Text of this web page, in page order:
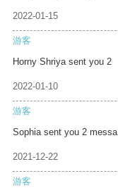
2022-01-15
游客
Horny Shriya sent you 2
2022-01-10
游客
Sophia sent you 2 messa
2021-12-22
游客